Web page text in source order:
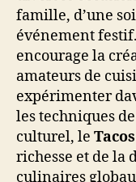
famille, d’une
événement
encourage la
amateurs de
expérimenter
les techniques
culturel, le
richesse et de la
culinaires